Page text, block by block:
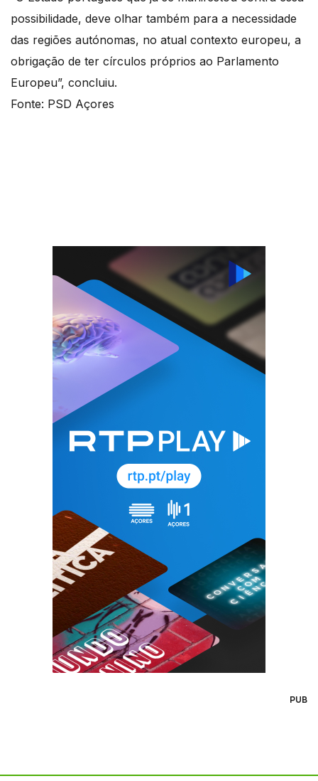
possibilidade, deve olhar também para a necessidade
das regiões autónomas, no atual contexto europeu, a
obrigação de ter círculos próprios ao Parlamento
Europeu”, concluiu.
Fonte: PSD Açores
PUB